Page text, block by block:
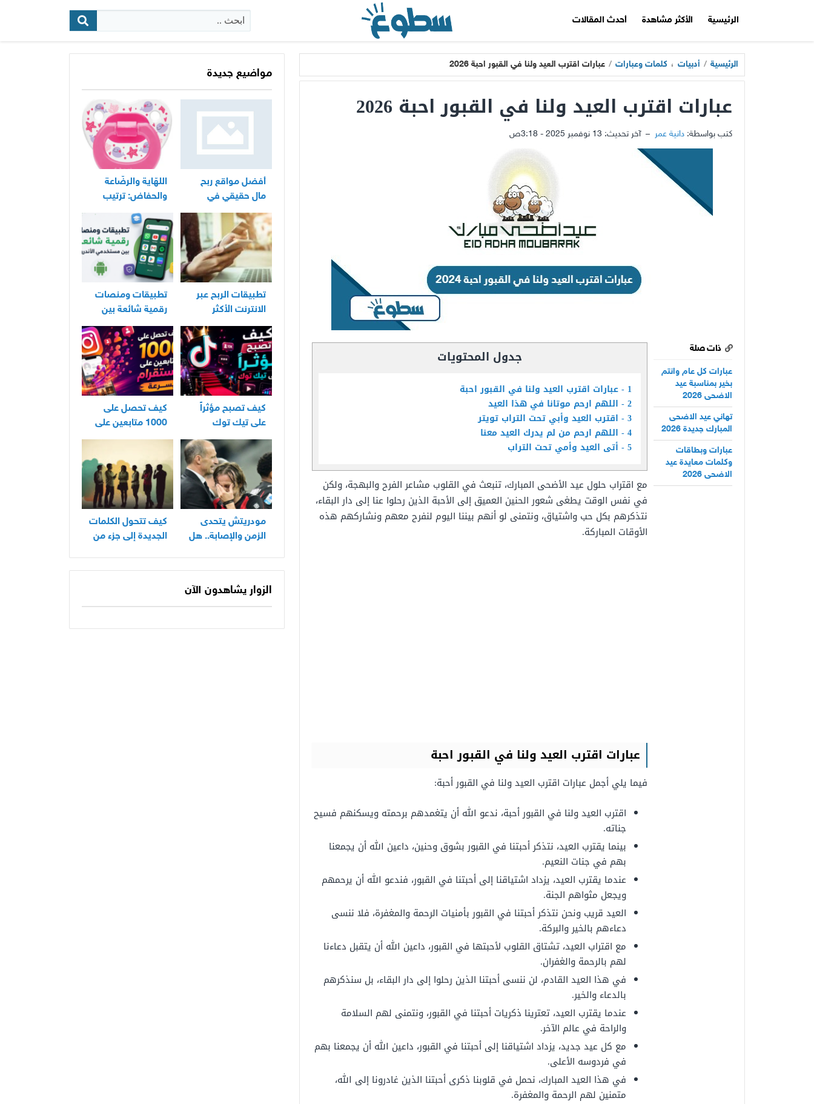
الرئيسية الأكثر مشاهدة أحدث المقالات
البحث:
الرئيسية / أدبيات ، كلمات وعبارات / عبارات اقترب العيد ولنا في القبور احبة 2026
عبارات اقترب العيد ولنا في القبور احبة 2026
كتب بواسطة: دانية عمر – آخر تحديث: 13 نوفمبر 2025 - 3:18ص
ذات صلة
عبارات كل عام وانتم
بخير بمناسبة عيد
الاضحى 2026
تهاني عيد الاضحى
المبارك جديدة 2026
عبارات وبطاقات
وكلمات معايدة عيد
الاضحى 2026
جدول المحتويات
1 عبارات اقترب العيد ولنا في القبور احبة
2 اللهم ارحم موتانا في هذا العيد
3 اقترب العيد وأبي تحت التراب تويتر
4 اللهم ارحم من لم يدرك العيد معنا
5 أتى العيد وأمي تحت التراب
مع اقتراب حلول عيد الأضحى المبارك، تنبعث في القلوب مشاعر الفرح والبهجة، ولكن
في نفس الوقت يطغى شعور الحنين العميق إلى الأحبة الذين رحلوا عنا إلى دار البقاء،
نتذكرهم بكل حب واشتياق، ونتمنى لو أنهم بيننا اليوم لنفرح معهم ونشاركهم هذه
الأوقات المباركة.
عبارات اقترب العيد ولنا في القبور احبة
فيما يلي أجمل عبارات اقترب العيد ولنا في القبور أحبة:
اقترب العيد ولنا في القبور أحبة، ندعو الله أن يتغمدهم برحمته ويسكنهم فسيح
جناته.
بينما يقترب العيد، نتذكر أحبتنا في القبور بشوق وحنين، داعين الله أن يجمعنا
بهم في جنات النعيم.
عندما يقترب العيد، يزداد اشتياقنا إلى أحبتنا في القبور، فندعو الله أن يرحمهم
ويجعل مثواهم الجنة.
العيد قريب ونحن نتذكر أحبتنا في القبور بأمنيات الرحمة والمغفرة، فلا ننسى
دعاءهم بالخير والبركة.
مع اقتراب العيد، تشتاق القلوب لأحبتها في القبور، داعين الله أن يتقبل دعاءنا
لهم بالرحمة والغفران.
في هذا العيد القادم، لن ننسى أحبتنا الذين رحلوا إلى دار البقاء، بل سنذكرهم
بالدعاء والخير.
عندما يقترب العيد، تعترينا ذكريات أحبتنا في القبور، ونتمنى لهم السلامة
والراحة في عالم الآخر.
مع كل عيد جديد، يزداد اشتياقنا إلى أحبتنا في القبور، داعين الله أن يجمعنا بهم
في فردوسه الأعلى.
في هذا العيد المبارك، نحمل في قلوبنا ذكرى أحبتنا الذين غادرونا إلى الله،
متمنين لهم الرحمة والمغفرة.
مواضيع جديدة
أفضل مواقع ربح
مال حقيقي في
المغرب
اللهّاية والرضّاعة
والحفاض: ترتيب
عملي لأساسيات
العناية اليومية
بالرضيع
تطبيقات الربح عبر
الانترنت الأكثر
استخدامًا في العراق
تطبيقات ومنصات
رقمية شائعة بين
مستخدمي الأندرويد
كيف تصبح مؤثراً
على تيك توك
كيف تحصل على
1000 متابعين على
انستقرام بسرعة
مودريتش يتحدى
الزمن والإصابة.. هل
كيف تتحول الكلمات
الجديدة إلى جزء من
الزوار يشاهدون الآن